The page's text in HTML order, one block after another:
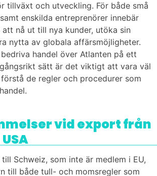
tillväxt och utveckling. För både små
enskilda entreprenörer innebär
nå ut till nya kunder, utöka sin
nytta av globala affärsmöjligheter.
handel över Atlanten på ett
sätt är det viktigt att vara väl
de regler och procedurer som
vid export från
Schweiz, som inte är medlem i EU,
till både tull- och momsregler som